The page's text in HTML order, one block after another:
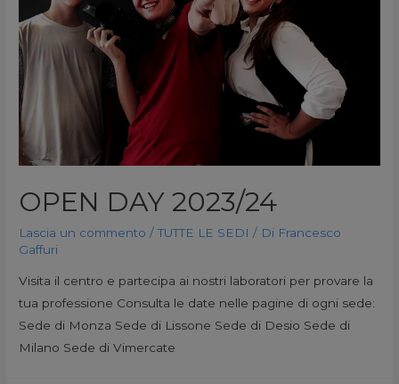
OPEN DAY 2023/24
Lascia un commento /TUTTE LE SEDI / Di Francesco
Gaffuri
Visita il centro e partecipa ai nostri laboratori per provare la
tua professione Consulta le date nelle pagine di ogni sede:
Sede di Monza Sede di Lissone Sede di Desio Sede di
Milano Sede di Vimercate